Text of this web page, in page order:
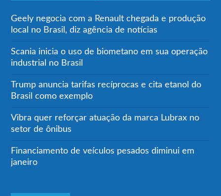
Geely negocia com a Renault chegada e produção
local no Brasil, diz agência de notícias
Scania inicia o uso de biometano em sua operação
industrial no Brasil
Trump anuncia tarifas recíprocas e cita etanol do
Brasil como exemplo
Vibra quer reforçar atuação da marca Lubrax no
setor de ônibus
Financiamento de veículos pesados diminui em
janeiro